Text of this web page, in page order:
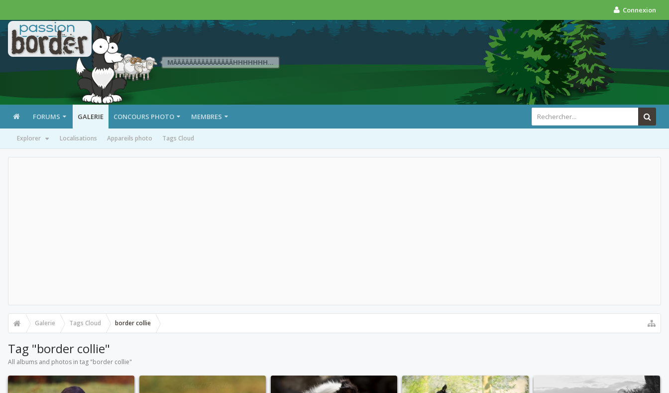
Connexion
MÄÄÄÄÄÄÄÄÄÄÄÄÄÄÄHHHHHHH...
FORUMS GALERIE
Explorer Localisations Appareils photo Tags Cloud
CONCOURS PHOTO MEMBRES
Galerie Tags Cloud border collie
Tag "border collie"
All albums and photos in tag "border collie"